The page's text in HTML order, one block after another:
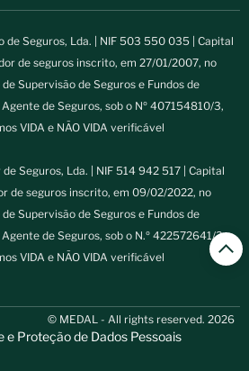
de Seguros, Lda. | NIF 503 550 035 | Capital
de seguros inscrito, em 27/01/2007, no
Supervisão de Seguros e Fundos de
de Seguros, sob o Nº 407154810/3,
VIDA e NÃO VIDA verificável
Seguros, Lda. | NIF 514 942 517 | Capital
de seguros inscrito, em 09/02/2022, no
Supervisão de Seguros e Fundos de
de Seguros, sob o N.º 422572641/3,
VIDA e NÃO VIDA verificável
e Proteção de Dados Pessoais
© MEDAL - All rights reserved. 2026